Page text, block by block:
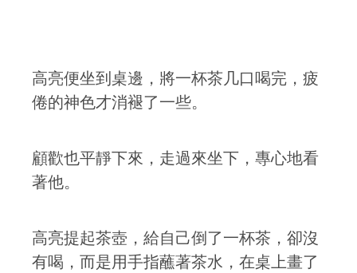
高亮便坐到桌邊，將一杯茶几口喝完，疲
倦的神色才消褪了一些。
顧歡也平靜下來，走過來坐下，專心地看
著他。
高亮提起茶壺，給自己倒了一杯茶，卻沒
有喝，而是用手指蘸著茶水，在桌上畫了